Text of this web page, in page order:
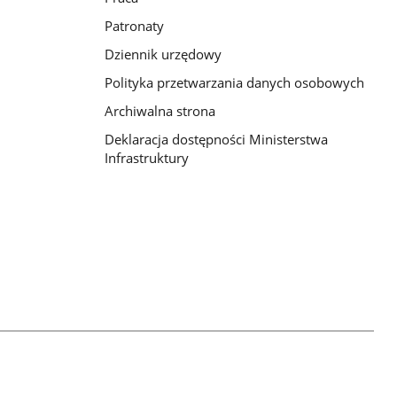
Patronaty
Dziennik urzędowy
Polityka przetwarzania danych osobowych
Archiwalna strona
Deklaracja dostępności Ministerstwa
Infrastruktury